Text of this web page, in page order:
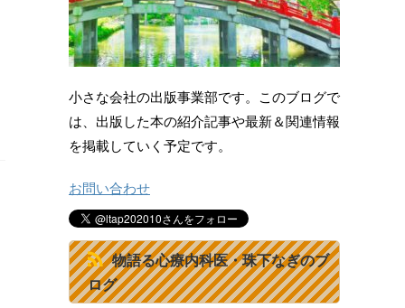
小さな会社の出版事業部です。このブログで
は、出版した本の紹介記事や最新＆関連情報
を掲載していく予定です。
お問い合わせ
物語る心療内科医・珠下なぎのブ
ログ